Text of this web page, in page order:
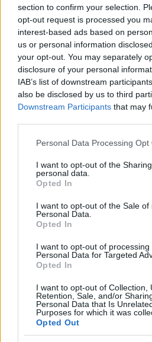
section to confirm your selection.
opt-out request is processed you
interest-based ads based on
us or personal information
your opt-out. You may separately
disclosure of your personal
IAB’s list of downstream
also be disclosed by us to third
Downstream Participants that may
Please note that this website/app
not limited to your visit or usage
grant or deny consent to Google
use your data for below specified
consent section.
Personal Data Processing Opt
I want to opt-out of the
personal data.
Opted In
I want to opt-out of the Sale of
Personal Data.
Opted In
I want to opt-out of processing
Personal Data for Targeted
Opted In
I want to opt-out of Collection,
Retention, Sale, and/or
Personal Data that Is
Purposes for which it was
Opted Out
Continua a leggere
ESG NEWS